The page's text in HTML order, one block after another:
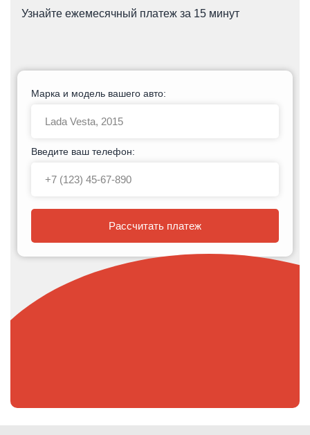
Узнайте ежемесячный платеж за 15 минут
Марка и модель вашего авто:
Введите ваш телефон:
Рассчитать платеж